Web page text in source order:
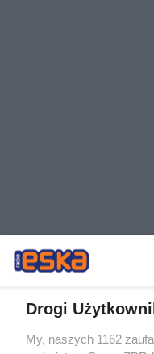
Żaden utwór zamieszczony
Drogi
My, naszych 1162